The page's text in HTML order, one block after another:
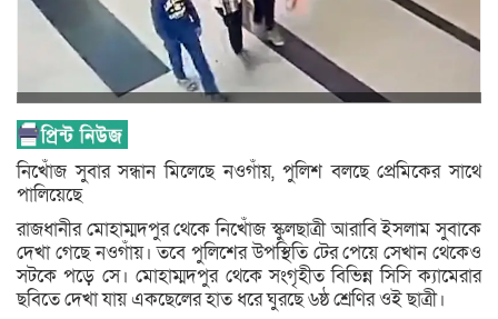
নিখোঁজ সুবার সন্ধান মিলেছে নওগাঁয়, পুলিশ বলছে প্রেমিকের সাথে
পালিয়েছে
রাজধানীর মোহাম্মদপুর থেকে নিখোঁজ স্কুলছাত্রী আরাবি ইসলাম সুবাকে
দেখা গেছে নওগাঁয়। তবে পুলিশের উপস্থিতি টের পেয়ে সেখান থেকেও
সটকে পড়ে সে। মোহাম্মদপুর থেকে সংগৃহীত বিভিন্ন সিসি ক্যামেরার
ছবিতে দেখা যায় একছেলের হাত ধরে ঘুরছে ৬ষ্ঠ শ্রেণির ওই ছাত্রী।